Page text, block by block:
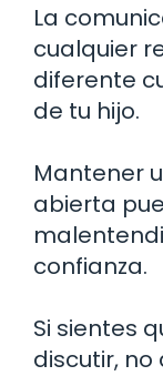
La
cualquier
diferente
de tu hijo.
Mantener
abierta
confianza.
Si sientes
discutir,